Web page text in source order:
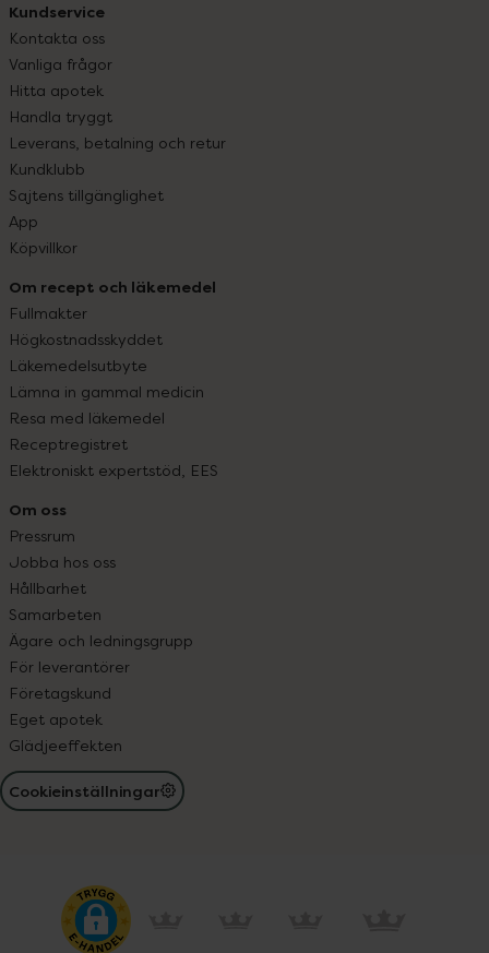
Kundservice
Kontakta oss
Vanliga frågor
Hitta apotek
Handla tryggt
Leverans, betalning och retur
Kundklubb
Sajtens tillgänglighet
App
Köpvillkor
Om recept och läkemedel
Fullmakter
Högkostnadsskyddet
Läkemedelsutbyte
Lämna in gammal medicin
Resa med läkemedel
Receptregistret
Elektroniskt expertstöd, EES
Om oss
Pressrum
Jobba hos oss
Hållbarhet
Samarbeten
Ägare och ledningsgrupp
För leverantörer
Företagskund
Eget apotek
Glädjeeffekten
Cookieinställningar